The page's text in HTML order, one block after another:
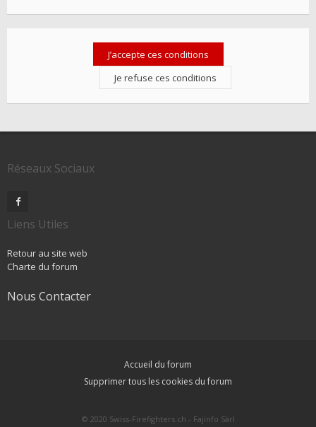
Réseaux Sociaux
Liens Utiles
Retour au site web
Charte du forum
Nous Contacter
Accueil du forum
Supprimer tous les cookies du forum
© 2020 Swiss-Firefighters.ch - Fajinfo Sàrl